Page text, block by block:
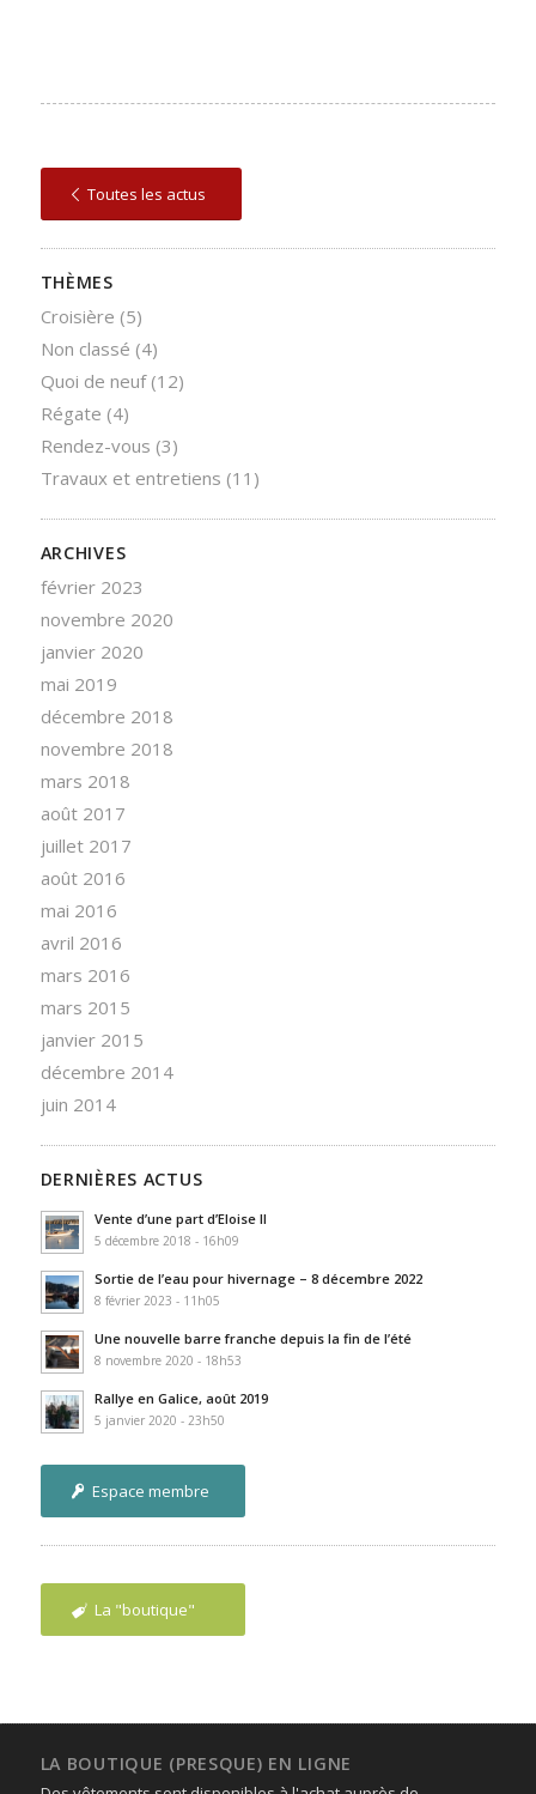
Toutes les actus
THÈMES
Croisière (5)
Non classé (4)
Quoi de neuf(12)
Régate (4)
Rendez-vous (3)
Travaux et entretiens (11)
ARCHIVES
février 2023
novembre 2020
janvier 2020
mai 2019
décembre 2018
novembre 2018
mars 2018
août 2017
juillet 2017
août 2016
mai 2016
avril 2016
mars 2016
mars 2015
janvier 2015
décembre 2014
juin 2014
DERNIÈRES ACTUS
Vente d’une part d’Eloise II
5 décembre 2018 - 16h09
Sortie de l’eau pour hivernage – 8 décembre 2022
8 février 2023 - 11h05
Une nouvelle barre franche depuis la fin de l’été
8 novembre 2020 - 18h53
Rallye en Galice, août 2019
5 janvier 2020 - 23h50
Espace membre
La "boutique"
LA BOUTIQUE (PRESQUE) EN LIGNE